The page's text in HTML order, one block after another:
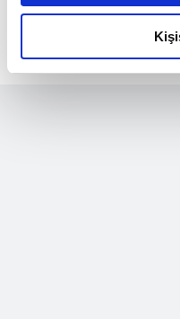
amacımızın size daha
olduğunu ve sizlere en iyi
elimizden gelen çabayı
reklamların
Sergen Yalçın: Türkiye